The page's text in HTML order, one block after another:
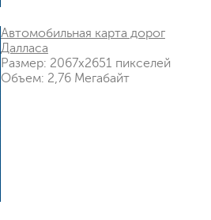
Автомобильная карта дорог
Далласа
Размер: 2067x2651 пикселей
Объем: 2,76 Мегабайт